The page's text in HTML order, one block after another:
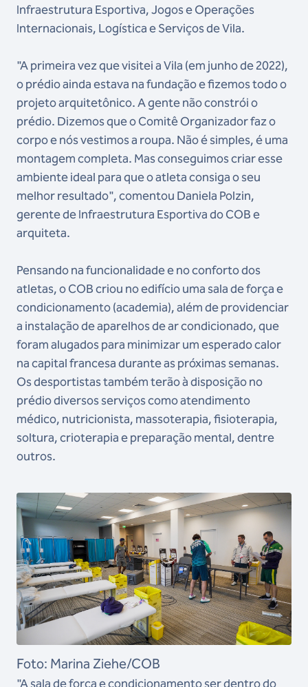
Infraestrutura Esportiva, Jogos e Operações
Internacionais, Logística e Serviços de Vila.
"A primeira vez que visitei a Vila (em junho de 2022),
o prédio ainda estava na fundação e fizemos todo o
projeto arquitetônico. A gente não constrói o
prédio. Dizemos que o Comitê Organizador faz o
corpo e nós vestimos a roupa. Não é simples, é uma
montagem completa. Mas conseguimos criar esse
ambiente ideal para que o atleta consiga o seu
melhor resultado", comentou Daniela Polzin,
gerente de Infraestrutura Esportiva do COB e
arquiteta.
Pensando na funcionalidade e no conforto dos
atletas, o COB criou no edifício uma sala de força e
condicionamento (academia), além de providenciar
a instalação de aparelhos de ar condicionado, que
foram alugados para minimizar um esperado calor
na capital francesa durante as próximas semanas.
Os desportistas também terão à disposição no
prédio diversos serviços como atendimento
médico, nutricionista, massoterapia, fisioterapia,
soltura, crioterapia e preparação mental, dentre
outros.
Foto: Marina Ziehe/COB
"A sala de força e condicionamento ser dentro do